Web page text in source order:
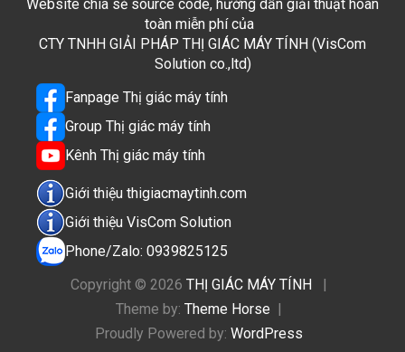
Website chia sẻ source code, hướng dẫn giải thuật hoàn
toàn miễn phí của
CTY TNHH GIẢI PHÁP THỊ GIÁC MÁY TÍNH (VisCom
Solution co.,ltd)
Fanpage Thị giác máy tính
Group Thị giác máy tính
Kênh Thị giác máy tính
Giới thiệu thigiacmaytinh.com
Giới thiệu VisCom Solution
Phone/Zalo: 0939825125
Copyright © 2026 THỊ GIÁC MÁY TÍNH
Theme by: Theme Horse
Proudly Powered by: WordPress